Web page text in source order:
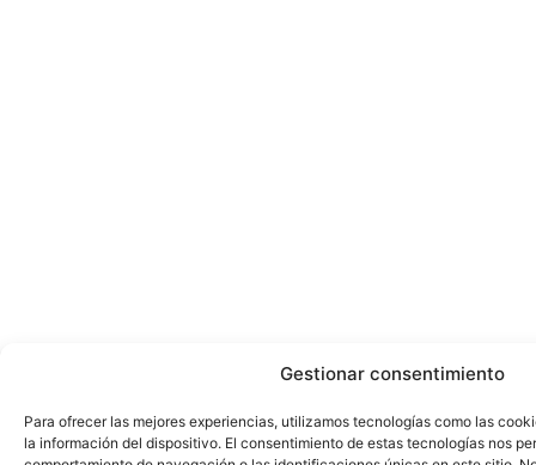
Gestionar consentimiento
Para ofrecer las mejores experiencias, utilizamos tecnologías como las
la información del dispositivo. El consentimiento de estas tecnologías nos